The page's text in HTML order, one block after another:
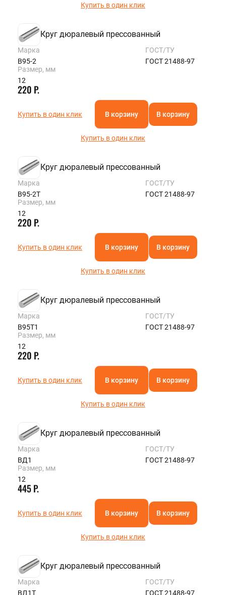
Купить в один клик
Круг дюралевый прессованный
Марка
В95-2
ГОСТ/ТУ
ГОСТ 21488-97
Размер, мм
12
220 Р.
Купить в один клик В корзину В корзину
Купить в один клик
Круг дюралевый прессованный
Марка
В95-2Т
ГОСТ/ТУ
ГОСТ 21488-97
Размер, мм
12
220 Р.
Купить в один клик В корзину В корзину
Купить в один клик
Круг дюралевый прессованный
Марка
В95Т1
ГОСТ/ТУ
ГОСТ 21488-97
Размер, мм
12
220 Р.
Купить в один клик В корзину В корзину
Купить в один клик
Круг дюралевый прессованный
Марка
ВД1
ГОСТ/ТУ
ГОСТ 21488-97
Размер, мм
12
445 Р.
Купить в один клик В корзину В корзину
Купить в один клик
Круг дюралевый прессованный
Марка
ВД1Т
ГОСТ/ТУ
ГОСТ 21488-97